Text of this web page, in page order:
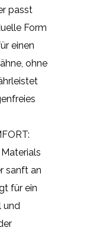
passt
Form
einen
ohne
sanft an
für ein
und